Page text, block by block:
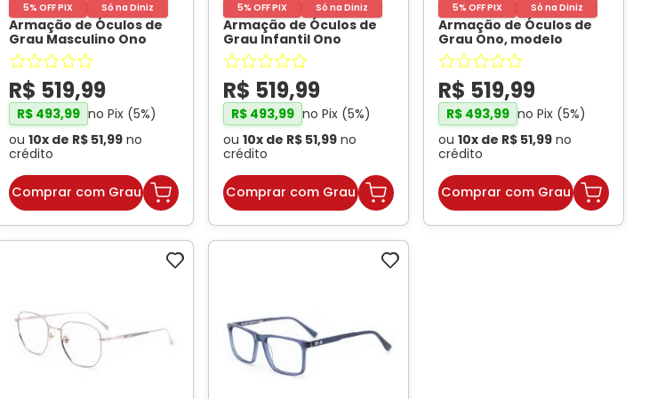
5% OFF PIX Só na Diniz
Armação de Óculos de
Grau Masculino Ono
ON6017 Retangular Cor
Prata Fosco com Azul
Translúcido - ONO
R$ 519,99
R$ 493,99 no Pix (5%)
ou 10x de R$ 51,99no
crédito
Comprar com Grau
5% OFF PIX Só na Diniz
Armação de Óculos de
Grau Infantil Ono
ON0018I Azul Marinho
ONO
R$ 519,99
R$ 493,99 no Pix (5%)
ou10x de R$ 51,99 no
crédito
Comprar com Grau
5% OFF PIX Só na Diniz
Armação de Óculos de
Grau Ono, modelo
ON0012, cor Tortoise
com Nude, tamanho 54
ONO
R$ 519,99
R$ 493,99 no Pix (5%)
ou10x de R$ 51,99 no
crédito
Comprar com Grau